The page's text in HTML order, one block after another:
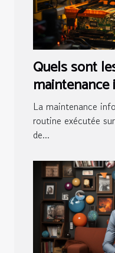
Quels sont
existants ?
La maintenance
routine exécutée
de...